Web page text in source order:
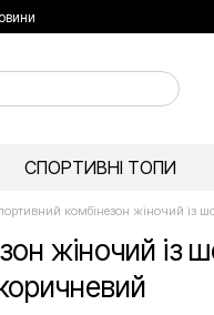
СПОРТИВНІ ТОПИ
комбінезон жіночий із
жіночий із